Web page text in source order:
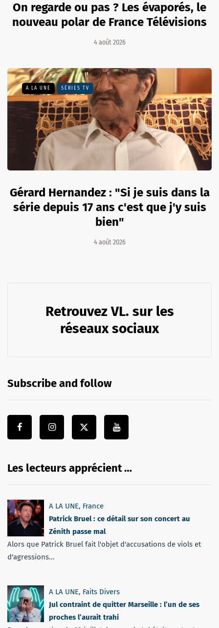
On regarde ou pas ? Les évaporés, le
nouveau polar de France Télévisions
4 août 2026
A LA UNE SÉRIES TV
Gérard Hernandez : "Si je suis dans la
série depuis 17 ans c'est que j'y suis
bien"
4 août 2026
Retrouvez VL. sur les
réseaux sociaux
Subscribe and follow
Les lecteurs apprécient …
A LA UNE, France
Patrick Bruel : ce détail sur son concert au
Zénith passe mal
Alors que Patrick Bruel fait l'objet d'accusations de viols et
d'agressions...
A LA UNE, Faits Divers
Jul contraint de quitter Marseille : l’un de ses
proches l’aurait trahi